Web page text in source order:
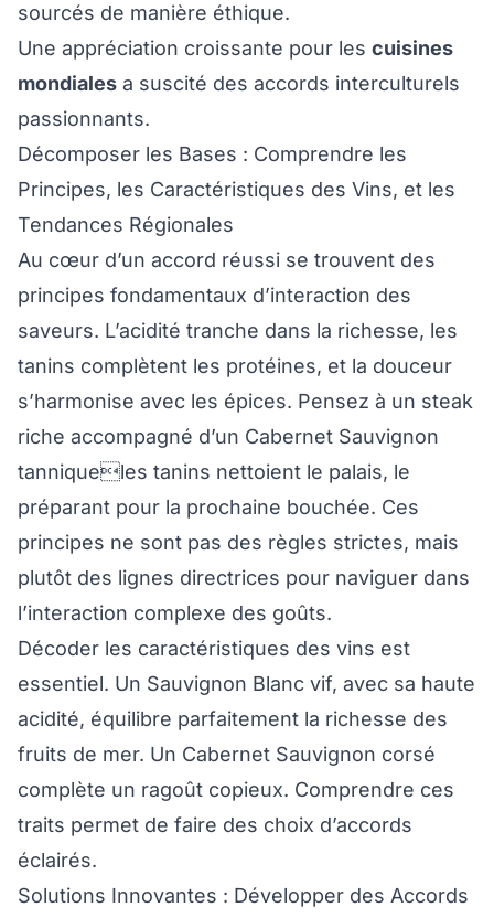
sourcés de manière éthique.
Une appréciation croissante pour les cuisines
mondiales a suscité des accords interculturels
passionnants.
Décomposer les Bases : Comprendre les
Principes, les Caractéristiques des Vins, et les
Tendances Régionales
Au cœur d’un accord réussi se trouvent des
principes fondamentaux d’interaction des
saveurs. L’acidité tranche dans la richesse, les
tanins complètent les protéines, et la douceur
s’harmonise avec les épices. Pensez à un steak
riche accompagné d’un Cabernet Sauvignon
tanniqueles tanins nettoient le palais, le
préparant pour la prochaine bouchée. Ces
principes ne sont pas des règles strictes, mais
plutôt des lignes directrices pour naviguer dans
l’interaction complexe des goûts.
Décoder les caractéristiques des vins est
essentiel. Un Sauvignon Blanc vif, avec sa haute
acidité, équilibre parfaitement la richesse des
fruits de mer. Un Cabernet Sauvignon corsé
complète un ragoût copieux. Comprendre ces
traits permet de faire des choix d’accords
éclairés.
Solutions Innovantes : Développer des Accords